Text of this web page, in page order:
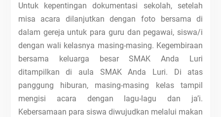
Untuk kepentingan dokumentasi sekolah, setelah
misa acara dilanjutkan dengan foto bersama di
dalam gereja untuk para guru dan pegawai, siswa/i
dengan wali kelasnya masing-masing. Kegembiraan
bersama keluarga besar SMAK Anda Luri
ditampilkan di aula SMAK Anda Luri. Di atas
panggung hiburan, masing-masing kelas tampil
mengisi acara dengan lagu-lagu dan ja’i.
Kebersamaan para siswa diwujudkan melalui makan